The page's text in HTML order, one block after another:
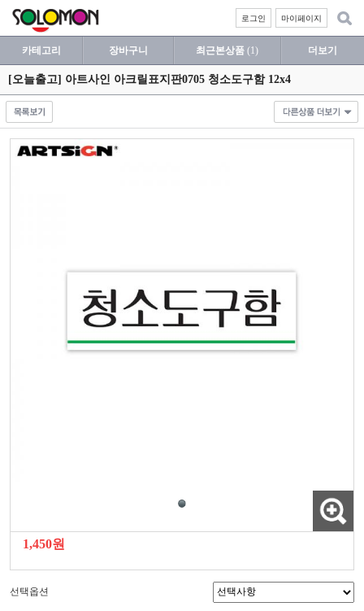
마이페이지
로그인
카테고리 장바구니 최근본상품 (1) 더보기
[오늘출고] 아트사인 아크릴표지판0705 청소도구함 12x4
1,450원
선택옵션